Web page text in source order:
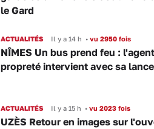
le Gard
ACTUALITÉS Il y a 14 h •vu 2950 fois
NÎMES Un bus prend feu :
propreté intervient avec sa lance
ACTUALITÉS Il y a 15 h •vu 2023 fois
UZÈS Retour en images sur